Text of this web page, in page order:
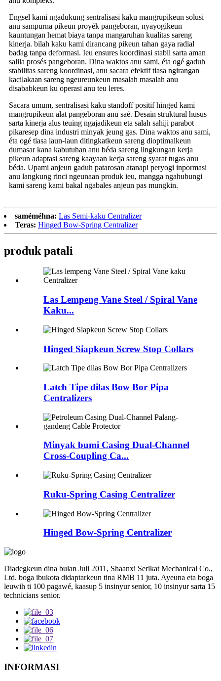
Engsel kami ngadukung sentralisasi kaku mangrupikeun solusi
anu sampurna pikeun proyék pangeboran, nyayogikeun
kauntungan hemat biaya tanpa mangaruhan kualitas sareng
kinerja. bilah kaku kami dirancang pikeun tahan gaya radial
badag tanpa deformasi. Ieu ensures koordinasi stabil sarta aman
salila prosés pangeboran. Dina waktos anu sami, éta ogé gaduh
stabilitas sareng koordinasi, anu sacara efektif tiasa ngirangan
kacilakaan sareng ngeureunkeun masalah masalah anu
disababkeun ku operasi anu teu leres.
Sacara umum, sentralisasi kaku standoff positif hinged kami
mangrupikeun alat pangeboran anu saé. Desain struktural husus
sarta kinerja alus teuing ngajadikeun eta salah sahiji parabot
pikaresep dina industri minyak jeung gas. Dina waktos anu sami,
éta ogé tiasa laun-laun ditingkatkeun sareng dioptimalkeun
dumasar kana kabutuhan anu béda sareng lingkungan kerja
pikeun adaptasi sareng kaayaan kerja sareng syarat tugas anu
béda. Upami anjeun gaduh patarosan atanapi peryogi inpormasi
anu langkung rinci ngeunaan produk ieu, mangga ngahubungi
kami sareng kami bakal ngabales anjeun pas mungkin.
saméméhna: Las Semi-kaku Centralizer
Teras: Hinged Bow-Spring Centralizer
produk patali
Las Lempeng Vane Steel / Spiral Vane
Kaku...
Hinged Siapkeun Screw Stop Collars
Latch Tipe dilas Bow Bor Pipa
Centralizers
Minyak bumi Casing Dual-Channel
Cross-Coupling Ca...
Ruku-Spring Casing Centralizer
Hinged Bow-Spring Centralizer
Diadegkeun dina bulan Juli 2011, Shaanxi Serikat Mechanical Co.,
Ltd. boga ibukota didaptarkeun tina RMB 11 juta. Ayeuna eta boga
leuwih ti 100 pagawé, kaasup 5 insinyur senior, 10 insinyur sarta 15
technicians senior.
INFORMASI